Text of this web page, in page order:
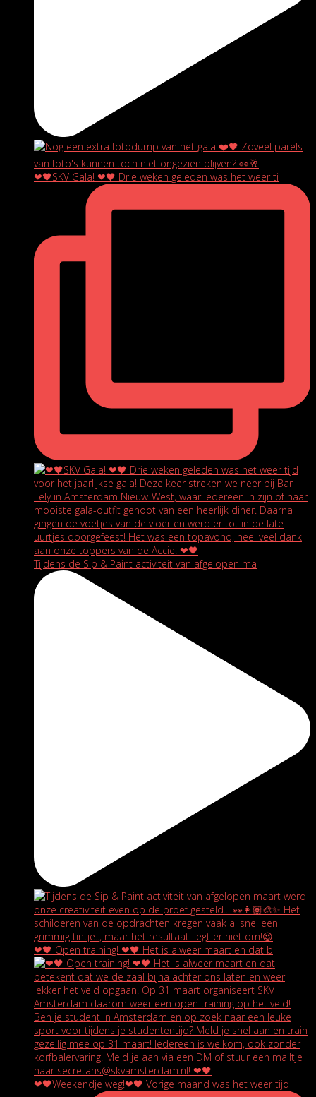
❤🖤SKV Gala! ❤🖤 Drie weken geleden was het weer ti
Tijdens de Sip & Paint activiteit van afgelopen ma
❤🖤 Open training! ❤🖤 Het is alweer maart en dat b
❤🖤Weekendje weg!❤🖤 Vorige maand was het weer tijd